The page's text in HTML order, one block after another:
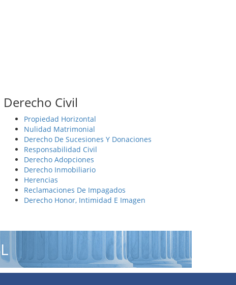
Derecho Civil
Propiedad Horizontal
Nulidad Matrimonial
Derecho De Sucesiones Y Donaciones
Responsabilidad Civil
Derecho Adopciones
Derecho Inmobiliario
Herencias
Reclamaciones De Impagados
Derecho Honor, Intimidad E Imagen